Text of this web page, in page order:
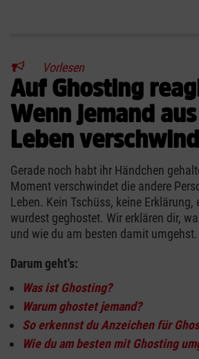
Vorlesen
Auf Ghosting
Wenn jemand
Leben
Gerade noch habt ihr Händchen
Moment verschwindet die andere
Leben. Kein Tschüss, keine Erklärung,
wurdest geghostet. Wir erklären dir,
und wie du am besten damit umgehst.
Darum geht's:
Was ist Ghosting?
Warum ghostet jemand?
So erkennst du Anzeichen für
Wie du am besten mit Ghosting